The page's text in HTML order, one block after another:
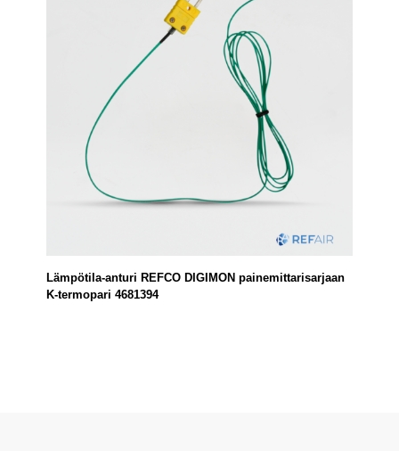
Lämpötila-anturi REFCO DIGIMON painemittarisarjaan
K-termopari 4681394